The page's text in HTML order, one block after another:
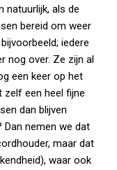
natuurlijk, als de
bereid om weer
iedere
nog over. Ze zijn al
een keer op het
zelf een heel fijne
dan blijven
Dan nemen we dat
maar dat
waar ook